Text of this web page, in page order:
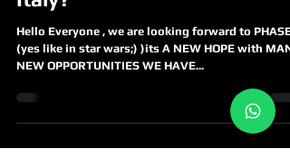
Hello Everyone , we are looking forward to PHASE
(yes like in star wars;) )its A NEW HOPE with MANY
NEW OPPORTUNITIES WE HAVE...